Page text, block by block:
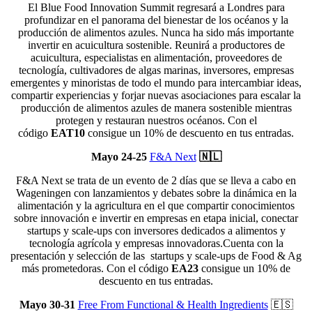
El Blue Food Innovation Summit regresará a Londres para
profundizar en el panorama del bienestar de los océanos y la
producción de alimentos azules. Nunca ha sido más importante
invertir en acuicultura sostenible. Reunirá a productores de
acuicultura, especialistas en alimentación, proveedores de
tecnología, cultivadores de algas marinas, inversores, empresas
emergentes y minoristas de todo el mundo para intercambiar ideas,
compartir experiencias y forjar nuevas asociaciones para escalar la
producción de alimentos azules de manera sostenible mientras
protegen y restauran nuestros océanos. Con el
código EAT10 consigue un 10% de descuento en tus entradas.
Mayo 24-25 F&A Next 🇳🇱
F&A Next se trata de un evento de 2 días que se lleva a cabo en
Wageningen con lanzamientos y debates sobre la dinámica en la
alimentación y la agricultura en el que compartir conocimientos
sobre innovación e invertir en empresas en etapa inicial, conectar
startups y scale-ups con inversores dedicados a alimentos y
tecnología agrícola y empresas innovadoras.Cuenta con la
presentación y selección de las startups y scale-ups de Food & Ag
más prometedoras. Con el código EA23 consigue un 10% de
descuento en tus entradas.
Mayo 30-31 Free From Functional & Health Ingredients🇪🇸